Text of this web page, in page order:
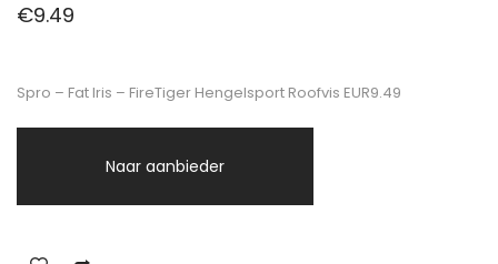
€9.49
Spro – Fat Iris – FireTiger Hengelsport Roofvis EUR9.49
Naar aanbieder